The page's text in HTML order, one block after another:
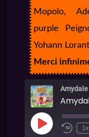
Mopolo,
purple
Yohann
Merci
1x